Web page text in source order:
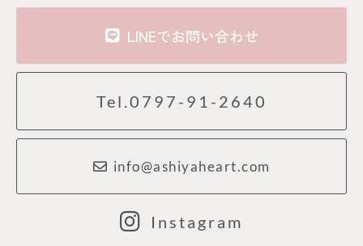
LINEでお問い合わせ
Tel.0797-91-2640
info@ashiyaheart.com
Instagram